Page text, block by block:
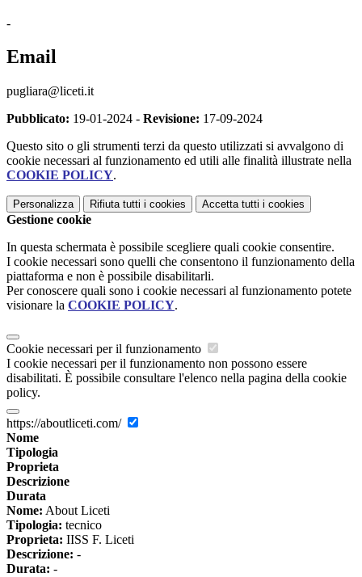
-
Email
pugliara@liceti.it
Pubblicato: 19-01-2024 - Revisione: 17-09-2024
Questo sito o gli strumenti terzi da questo utilizzati si avvalgono di
cookie necessari al funzionamento ed utili alle finalità illustrate nella
COOKIE POLICY.
Personalizza Rifiuta tutti i cookies Accetta tutti i cookies
Gestione cookie
In questa schermata è possibile scegliere quali cookie consentire.
I cookie necessari sono quelli che consentono il funzionamento della
piattaforma e non è possibile disabilitarli.
Per conoscere quali sono i cookie necessari al funzionamento potete
visionare la COOKIE POLICY.
Cookie necessari per il funzionamento
I cookie necessari per il funzionamento non possono essere
disabilitati. È possibile consultare l'elenco nella pagina della cookie
policy.
https://aboutliceti.com/
Nome
Tipologia
Proprieta
Descrizione
Durata
Nome: About Liceti
Tipologia: tecnico
Proprieta: IISS F. Liceti
Descrizione: -
Durata: -